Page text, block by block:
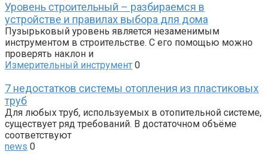
Уровень строительный – разбираемся в
устройстве и правилах выбора для дома
Пузырьковый уровень является незаменимым
инструментом в строительстве. С его помощью можно
проверять наклон и
Измерительный инструмент 0
7 недостатков системы отопления из пластиковых
труб
Для любых труб, используемых в отопительной системе,
существует ряд требований. В достаточном объёме
соответствуют
news 0